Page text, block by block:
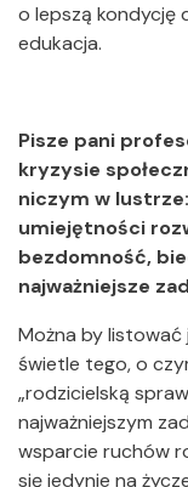
o lepszą kondycję
edukacja.
Pisze pani
kryzysie
niczym w
umiejętności
bezdomność,
najważniejsze
Można by listować
świetle tego, o
„rodzicielską
najważniejszym
wsparcie ruchów
się jedynie na